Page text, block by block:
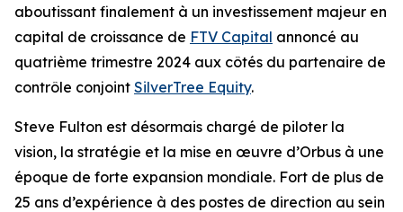
aboutissant finalement à un investissement majeur en
capital de croissance de FTV Capital annoncé au
quatrième trimestre 2024 aux côtés du partenaire de
contrôle conjoint SilverTree Equity.
Steve Fulton est désormais chargé de piloter la
vision, la stratégie et la mise en œuvre d’Orbus à une
époque de forte expansion mondiale. Fort de plus de
25 ans d’expérience à des postes de direction au sein